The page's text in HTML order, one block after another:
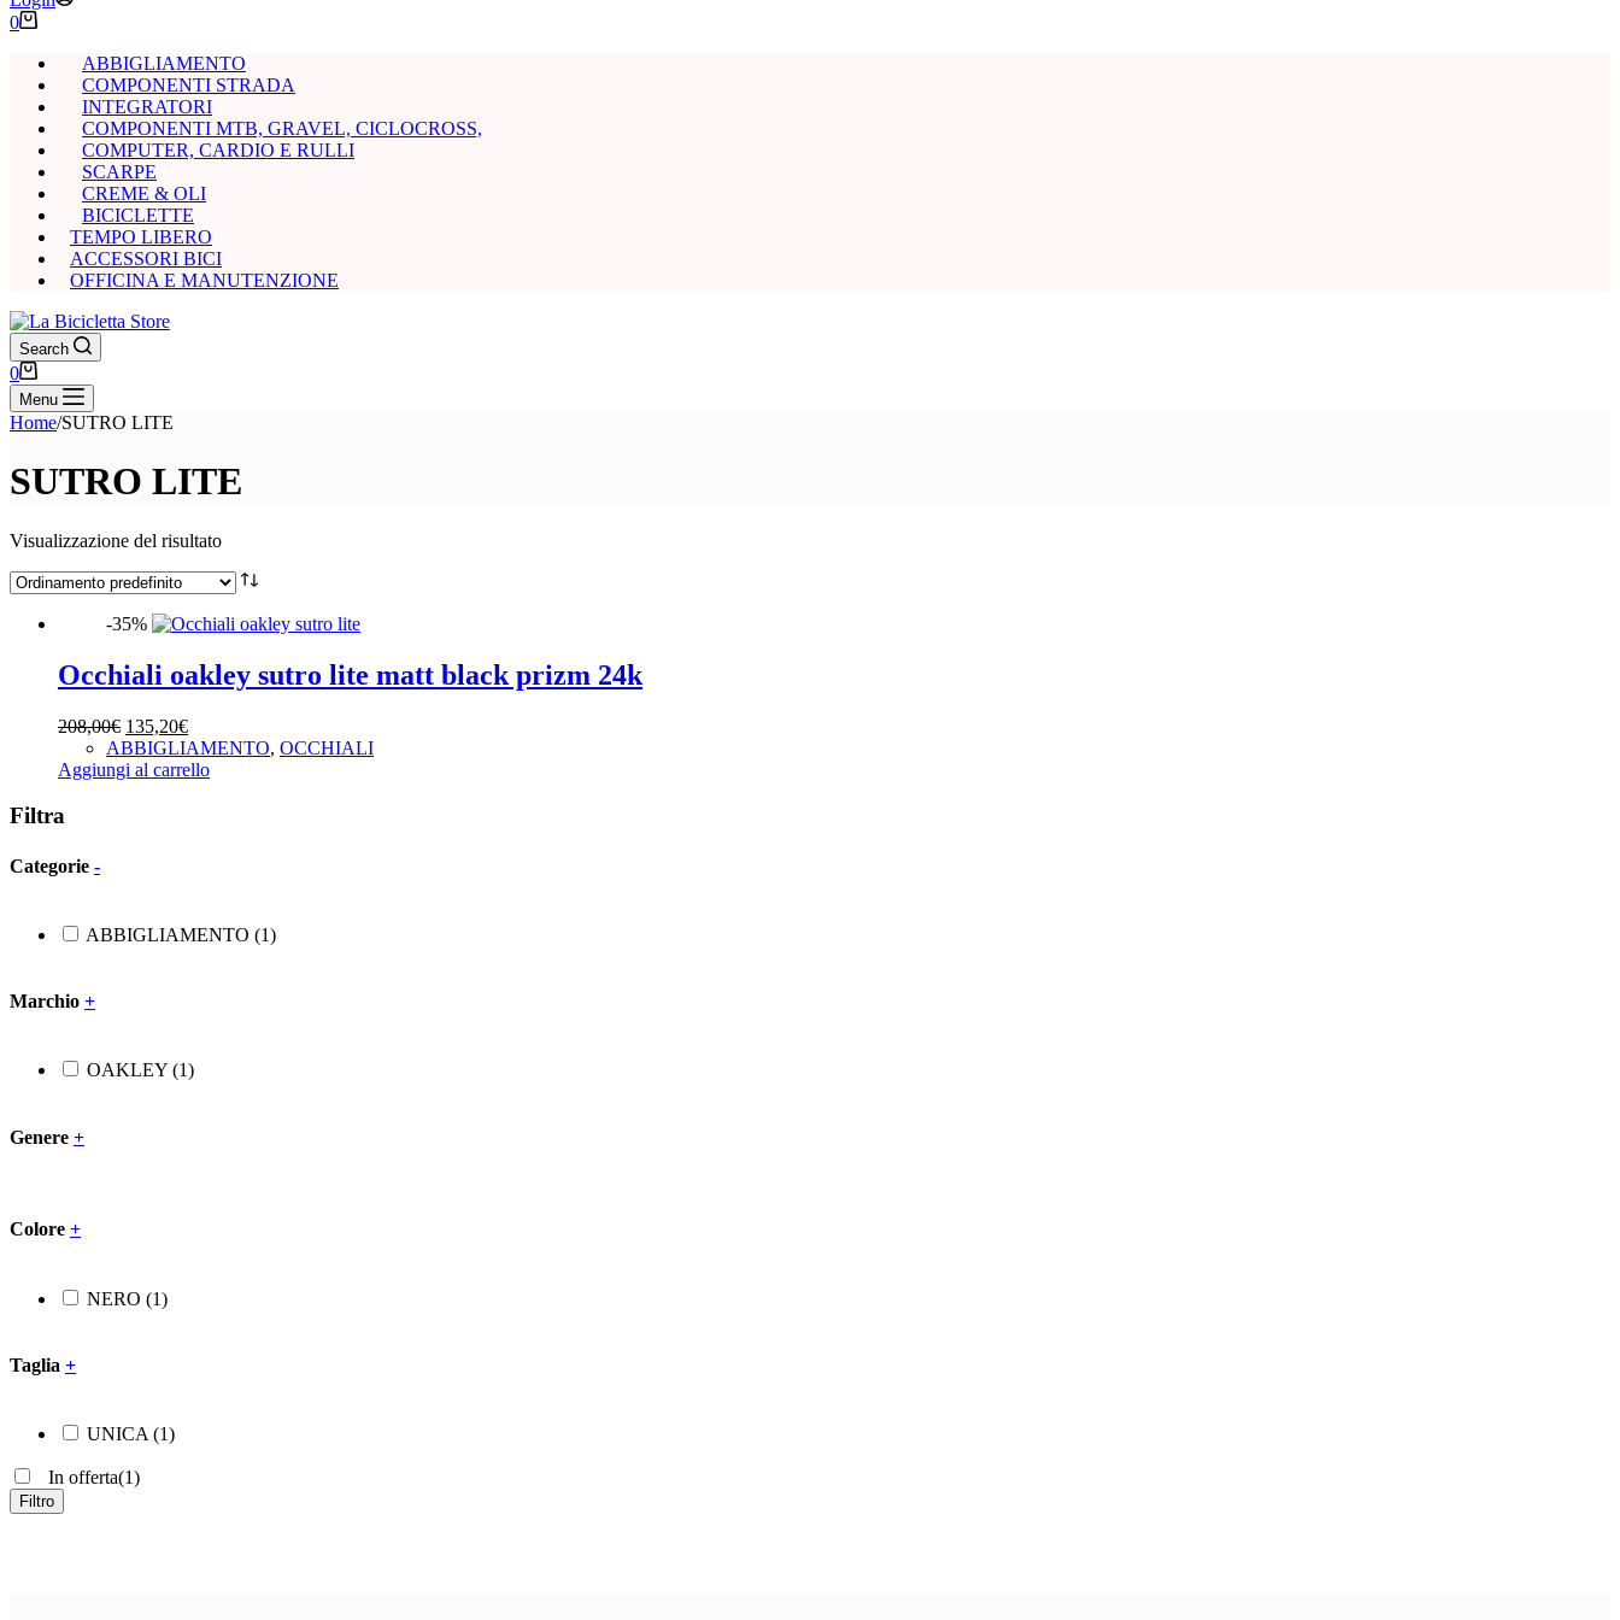
Carrello
0
ABBIGLIAMENTO
COMPONENTI STRADA
INTEGRATORI
COMPONENTI MTB, GRAVEL, CICLOCROSS,
COMPUTER, CARDIO E RULLI
SCARPE
CREME & OLI
BICICLETTE
TEMPO LIBERO
ACCESSORI BICI
OFFICINA E MANUTENZIONE
Search
Carrello
0
Menu
Home/SUTRO LITE
SUTRO LITE
Visualizzazione del risultato
-35%
Occhiali oakley sutro lite matt black prizm 24k
208,00€ Il
prezzo
originale
135,20€Il
prezzo
attuale
ABBIGLIAMENTO, OCCHIALI
Aggiungi al carrello
Filtra
Categorie -
ABBIGLIAMENTO (1)
Marchio +
OAKLEY (1)
Genere +
Colore +
NERO (1)
Taglia +
UNICA (1)
In offerta(1)
Filtro